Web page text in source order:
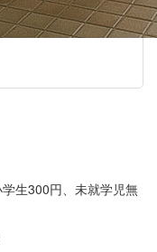
生300円、未就学児無